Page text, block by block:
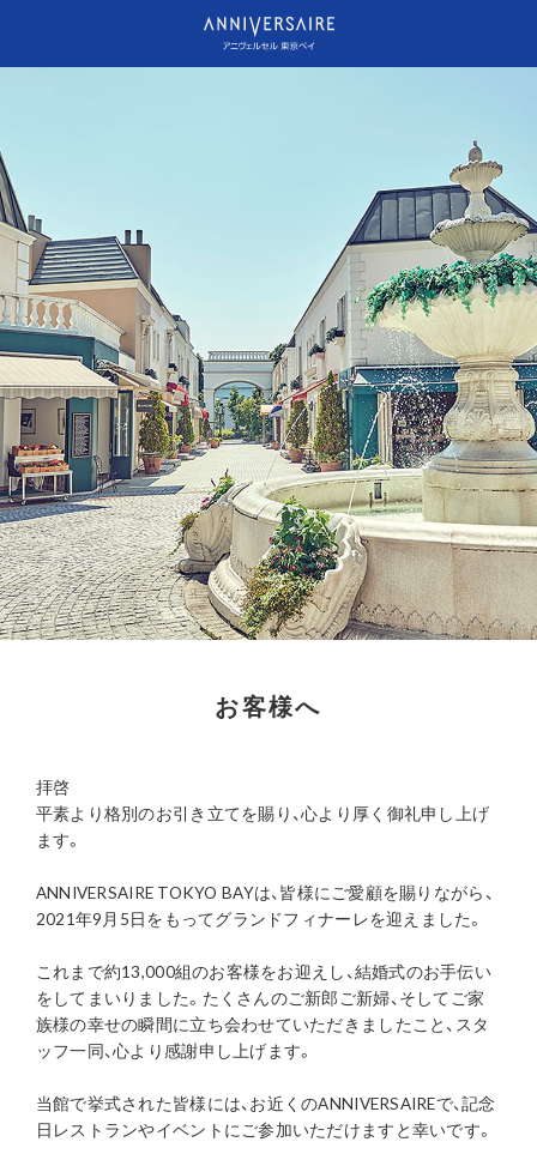
お客様へ
拝啓
平素より格別のお引き立てを賜り、心より厚く御礼申し上げ
ます。
ANNIVERSAIRE TOKYO BAYは、皆様にご愛顧を賜りながら、
2021年9月5日をもってグランドフィナーレを迎えました。
これまで約13,000組のお客様をお迎えし、結婚式のお手伝い
をしてまいりました。たくさんのご新郎ご新婦、そしてご家
族様の幸せの瞬間に立ち会わせていただきましたこと、スタ
ッフ一同、心より感謝申し上げます。
当館で挙式された皆様には、お近くのANNIVERSAIREで、記念
日レストランやイベントにご参加いただけますと幸いです。